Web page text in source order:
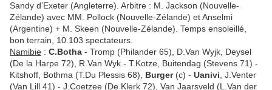
Sandy d’Exeter (Angleterre). Arbitre : M. Jackson (Nouvelle-
Zélande) avec MM. Pollock (Nouvelle-Zélande) et Anselmi
(Argentine) + M. Skeen (Nouvelle-Zélande). Temps ensoleillé,
bon terrain, 10.103 spectateurs.
Namibie : C.Botha - Tromp (Philander 65), D.Van Wyjk, Deysel
(De la Harpe 72), R.Van Wyk - T.Kotze, Buitendag (Stevens 71) -
Kitshoff, Bothma (T.Du Plessis 68), Burger(c) - Uanivi , J.Venter
(Van Lill 41) - J.Coetzee (De Klerk 72), Van Jaarsveld (L.Van der